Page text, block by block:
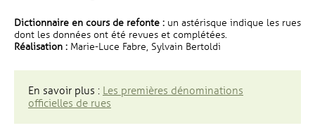
Dictionnaire en cours de refonte : un astérisque indique les rues
dont les données ont été revues et complétées.
Réalisation : Marie-Luce Fabre, Sylvain Bertoldi
En savoir plus : Les premières dénominations
officielles de rues